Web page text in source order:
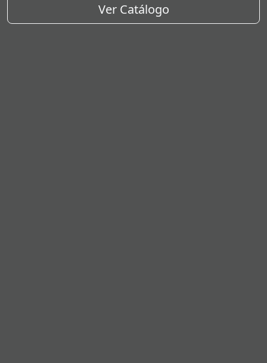
Ver Catálogo